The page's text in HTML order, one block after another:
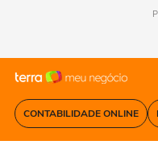
CONTABILIDADE ONLINE